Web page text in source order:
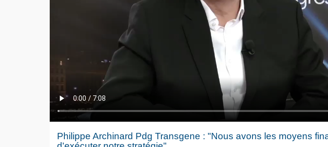
Philippe Archinard Pdg Transgene : "Nous avons les moyens